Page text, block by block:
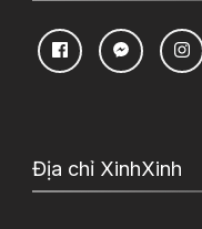
Địa chỉ XinhXinh